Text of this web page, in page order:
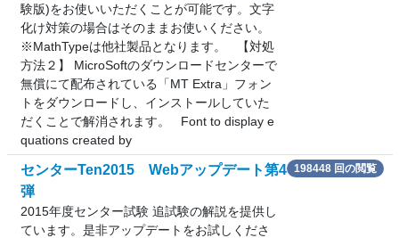
験版)をお使いいただくことが可能です。文字
化け対策の場合はそのままお使いください。
※MathTypeは他社製品となります。 【対処
方法２】 MicroSoftのダウンロードセンターで
無償にて配布されている「MT Extra」フォン
トをダウンロードし、インストールしていた
だくことで解消されます。 Font to display e
quations created by
センターTen2015 Webアップデート第4
弾
2015年度センター試験 追試験の解説を提供し
ています。是非アップデートをお試しくださ
198448 回の閲覧